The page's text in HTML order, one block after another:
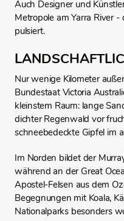
Auch Designer und
Metropole am Yarra River
pulsiert.
Nur wenige Kilometer
Bundestaat Victoria
kleinstem Raum: lange
dichter Regenwald vor
schneebedeckte Gipfel im
Im Norden bildet der
während an der Great
Apostel-Felsen aus dem
Begegnungen mit Koala,
Nationalparks besonders